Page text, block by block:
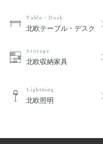
Table・Desk
北欧テーブル・デスク
Storage
北欧収納家具
Lightning
北欧照明